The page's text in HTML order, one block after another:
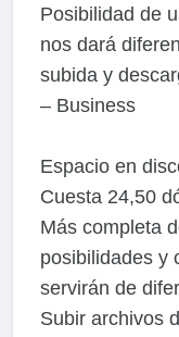
Posibilidad de
nos dará
subida y
– Business
Espacio en
Cuesta 24,50
Más completa
posibilidades y
servirán de
Subir archivos